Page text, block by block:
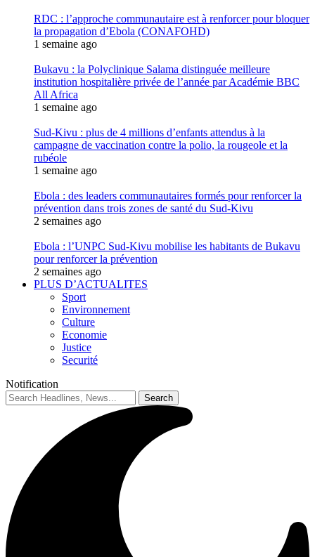
RDC : l’approche communautaire est à renforcer pour bloquer
la propagation d’Ebola (CONAFOHD)
1 semaine ago
Bukavu : la Polyclinique Salama distinguée meilleure
institution hospitalière privée de l’année par Académie BBC
All Africa
1 semaine ago
Sud-Kivu : plus de 4 millions d’enfants attendus à la
campagne de vaccination contre la polio, la rougeole et la
rubéole
1 semaine ago
Ebola : des leaders communautaires formés pour renforcer la
prévention dans trois zones de santé du Sud-Kivu
2 semaines ago
Ebola : l’UNPC Sud-Kivu mobilise les habitants de Bukavu
pour renforcer la prévention
2 semaines ago
PLUS D’ACTUALITES
Sport
Environnement
Culture
Economie
Justice
Securité
Notification